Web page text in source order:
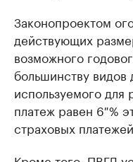
Законопроектом
действующих
возможного
большинству видов
используемого для
платеж равен 6 %
страховых платежей.